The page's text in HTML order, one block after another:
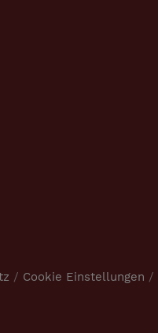
/ Cookie Einstellungen /